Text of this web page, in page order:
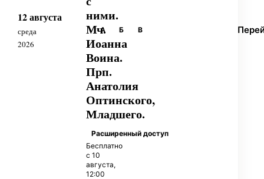
12 августа
среда
2026
ними.
Мч.
Иоанна
Воина.
Прп.
Анатолия
Оптинского,
Младшего.
Расширенный доступ
Бесплатно
с 10
августа,
12:00
А Б В